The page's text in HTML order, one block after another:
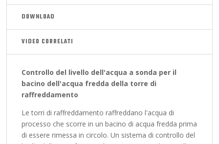
DOWNLOAD
VIDEO CORRELATI
Controllo del livello dell'acqua a sonda per il
bacino dell'acqua fredda della torre di
raffreddamento
Le torri di raffreddamento raffreddano l'acqua di
processo che scorre in un bacino di acqua fredda prima
di essere rimessa in circolo. Un sistema di controllo del